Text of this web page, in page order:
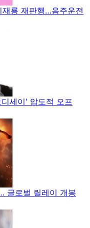
룡 재판행…음주운전
세이' 압도적 오프
글로벌 릴레이 개봉